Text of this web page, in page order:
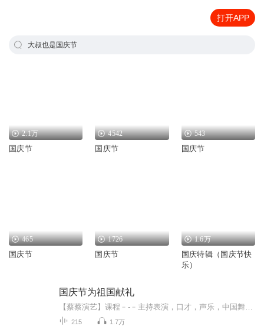
打开APP
大叔也是国庆节
2.1万
国庆节
4542
国庆节
543
国庆节
465
国庆节
1726
国庆节
1.6万
国庆特辑（国庆节快
乐）
国庆节为祖国献礼
215 1.7万